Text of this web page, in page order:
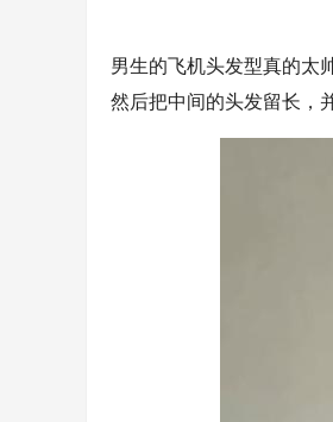
男生的飞机头发型真的太
然后把中间的头发留长，